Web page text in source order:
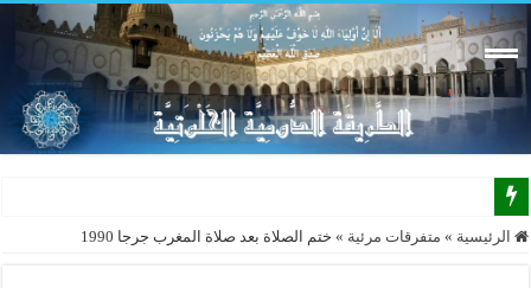
الرئيسية » متفرقات مرئية » ختم الصلاة بعد صلاة المغرب جرجا 1990